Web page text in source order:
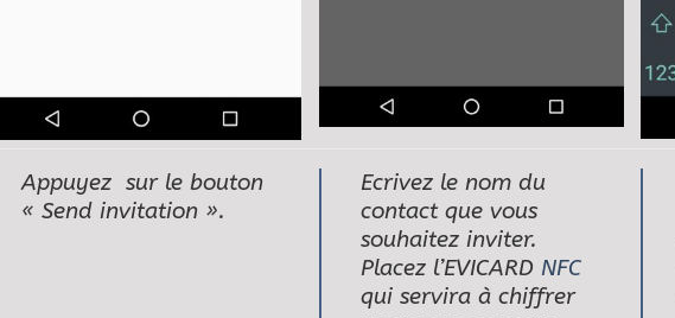
Appuyez sur le bouton
« Send invitation ».
Ecrivez le nom du
contact que vous
souhaitez inviter.
Placez l’EVICARD NFC
qui servira à chiffrer